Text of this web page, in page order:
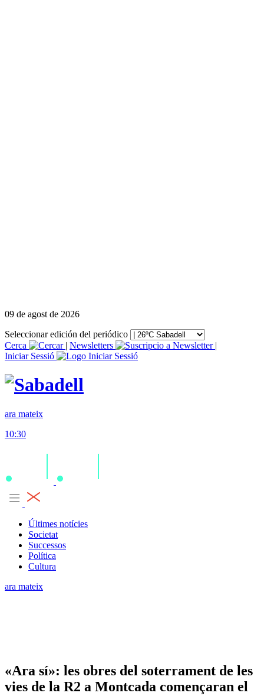
09 de agost de 2026
Seleccionar edición del periódico
Cerca
| Newsletters
|
Iniciar Sessió
ara mateix
10:30
Últimes notícies
Societat
Successos
Política
Cultura
ara mateix
«Ara sí»: les obres del soterrament de les
vies de la R2 a Montcada començaran el